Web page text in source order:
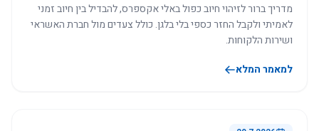
מדריך ברור לזיהוי חיוב כפול באלי אקספרס, להבדיל בין חיוב זמני
לאמיתי ולקבל החזר כספי בלי בלגן. כולל צעדים מול חברת האשראי
ושירות הלקוחות.
למאמר המלא